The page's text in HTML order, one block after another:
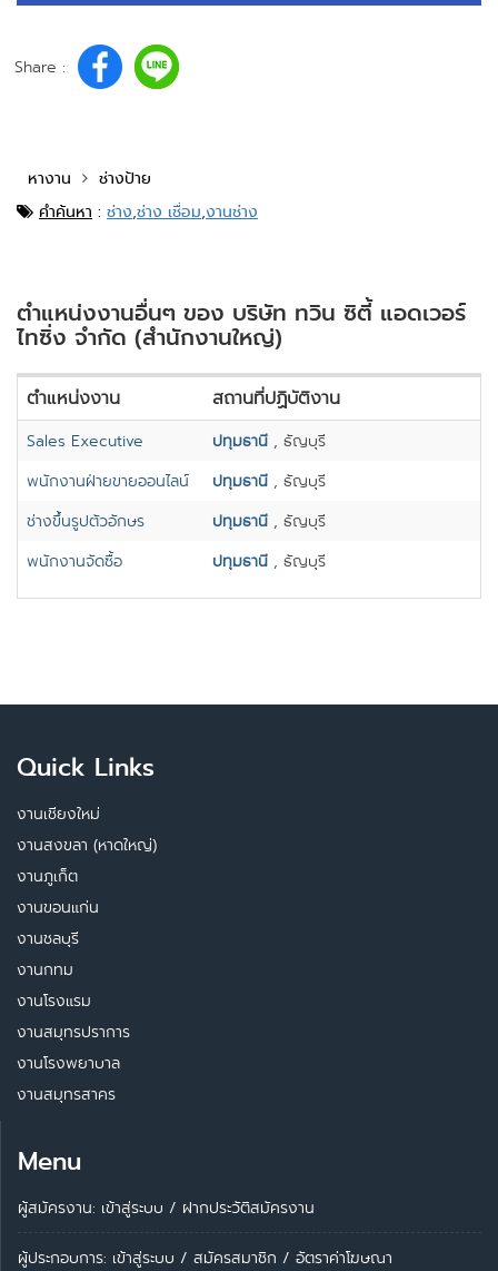
Share :
หางาน
ช่างป้าย
คำค้นหา : ช่าง,ช่าง เชื่อม,งานช่าง
ตำแหน่งงานอื่นๆ ของ บริษัท ทวิน ซิตี้ แอดเวอร์
ไทซิ่ง จำกัด (สำนักงานใหญ่)
ตำแหน่งงาน สถานที่ปฏิบัติงาน
Sales Executive ปทุมธานี , ธัญบุรี
พนักงานฝ่ายขายออนไลน์
ปทุมธานี , ธัญบุรี
ช่างขึ้นรูปตัวอักษร
ปทุมธานี , ธัญบุรี
พนักงานจัดซื้อ
ปทุมธานี , ธัญบุรี
Quick Links
งานเชียงใหม่
งานสงขลา (หาดใหญ่)
งานภูเก็ต
งานขอนแก่น
งานชลบุรี
งานกทม
งานโรงแรม
งานสมุทรปราการ
งานโรงพยาบาล
งานสมุทรสาคร
Menu
ผู้สมัครงาน: เข้าสู่ระบบ / ฝากประวัติสมัครงาน
ผู้ประกอบการ: เข้าสู่ระบบ / สมัครสมาชิก / อัตราค่าโฆษณา